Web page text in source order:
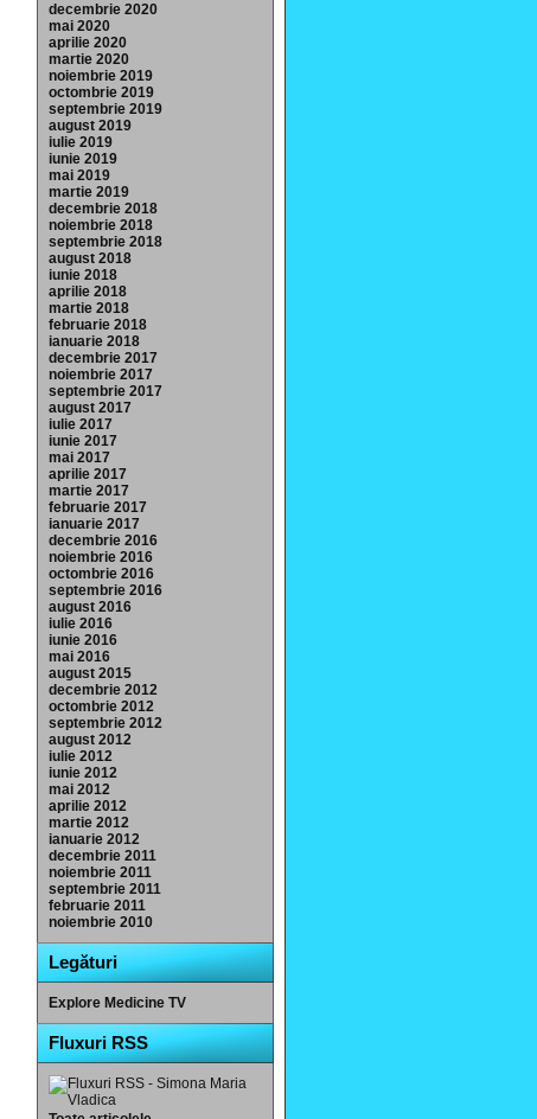
decembrie 2020
mai 2020
aprilie 2020
martie 2020
noiembrie 2019
octombrie 2019
septembrie 2019
august 2019
iulie 2019
iunie 2019
mai 2019
martie 2019
decembrie 2018
noiembrie 2018
septembrie 2018
august 2018
iunie 2018
aprilie 2018
martie 2018
februarie 2018
ianuarie 2018
decembrie 2017
noiembrie 2017
septembrie 2017
august 2017
iulie 2017
iunie 2017
mai 2017
aprilie 2017
martie 2017
februarie 2017
ianuarie 2017
decembrie 2016
noiembrie 2016
octombrie 2016
septembrie 2016
august 2016
iulie 2016
iunie 2016
mai 2016
august 2015
decembrie 2012
octombrie 2012
septembrie 2012
august 2012
iulie 2012
iunie 2012
mai 2012
aprilie 2012
martie 2012
ianuarie 2012
decembrie 2011
noiembrie 2011
septembrie 2011
februarie 2011
noiembrie 2010
Legături
Explore Medicine TV
Fluxuri RSS